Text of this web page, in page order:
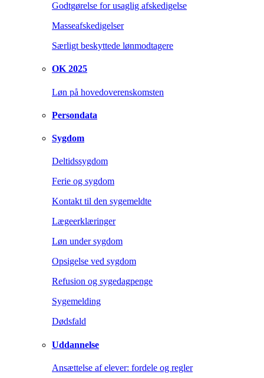
Godtgørelse for usaglig afskedigelse
Masseafskedigelser
Særligt beskyttede lønmodtagere
OK 2025
Løn på hovedoverenskomsten
Persondata
Sygdom
Deltidssygdom
Ferie og sygdom
Kontakt til den sygemeldte
Lægeerklæringer
Løn under sygdom
Opsigelse ved sygdom
Refusion og sygedagpenge
Sygemelding
Dødsfald
Uddannelse
Ansættelse af elever: fordele og regler